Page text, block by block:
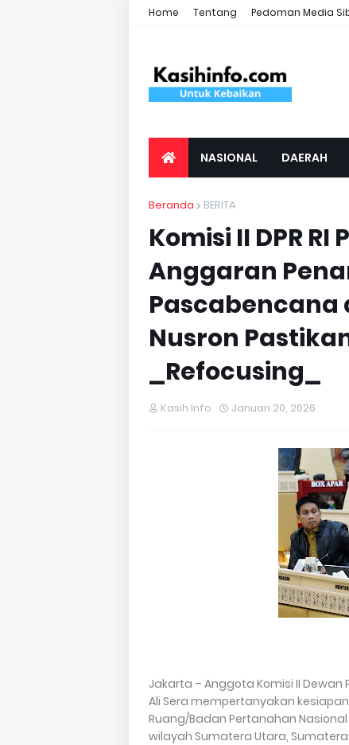
Home Tentang Pedoman Media
NASIONAL DAERAH
Beranda BERITA
Komisi II DPR
Anggaran
Pascabencana
Nusron
_Refocusing_
Kasih Info Januari 20, 2026
Jakarta – Anggota Komisi II Dewan
Ali Sera mempertanyakan
Ruang/Badan Pertanahan
wilayah Sumatera Utara,